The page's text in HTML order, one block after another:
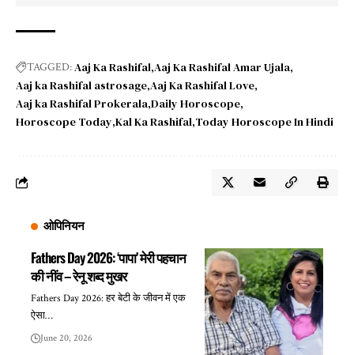
TAGGED:Aaj Ka Rashifal Aaj Ka Rashifal Amar Ujala
Aaj ka Rashifal astrosage Aaj Ka Rashifal Love
Aaj ka Rashifal Prokerala Daily Horoscope
Horoscope Today Kal Ka Rashifal Today Horoscope In Hindi
ओपिनियन
Fathers Day 2026: ‘पापा’ मेरी पहचान
की नींव – रेनू शब्द मुखर
Fathers Day 2026: हर बेटी के जीवन में एक
ऐसा…
June 20, 2026